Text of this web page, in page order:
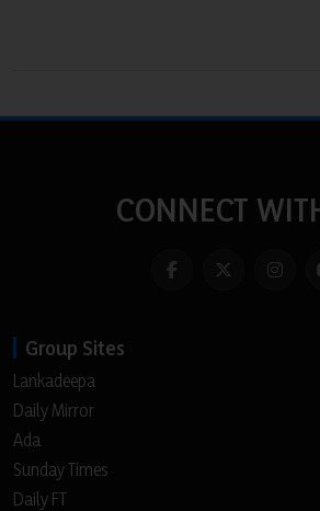
CONNECT
Group Sites
Lankadeepa
Daily Mirror
Ada
Sunday Times
Daily FT